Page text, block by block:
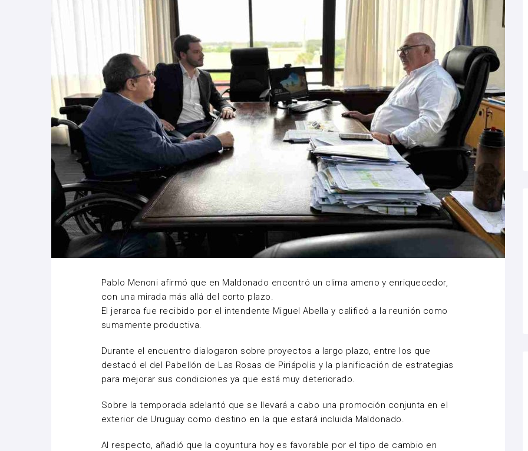
Pablo Menoni afirmó que en Maldonado encontró un clima ameno y enriquecedor,
con una mirada más allá del corto plazo.
El jerarca fue recibido por el intendente Miguel Abella y calificó a la reunión como
sumamente productiva.
Durante el encuentro dialogaron sobre proyectos a largo plazo, entre los que
destacó el del Pabellón de Las Rosas de Piriápolis y la planificación de estrategias
para mejorar sus condiciones ya que está muy deteriorado.
Sobre la temporada adelantó que se llevará a cabo una promoción conjunta en el
exterior de Uruguay como destino en la que estará incluida Maldonado.
Al respecto, añadió que la coyuntura hoy es favorable por el tipo de cambio en